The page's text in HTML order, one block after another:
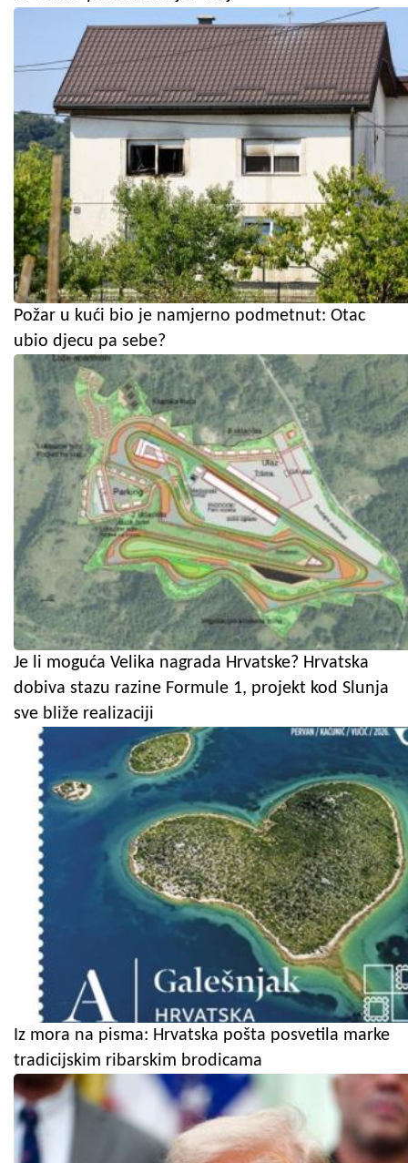
Požar u kući bio je namjerno podmetnut: Otac
ubio djecu pa sebe?
Je li moguća Velika nagrada Hrvatske? Hrvatska
dobiva stazu razine Formule 1, projekt kod Slunja
sve bliže realizaciji
Iz mora na pisma: Hrvatska pošta posvetila marke
tradicijskim ribarskim brodicama